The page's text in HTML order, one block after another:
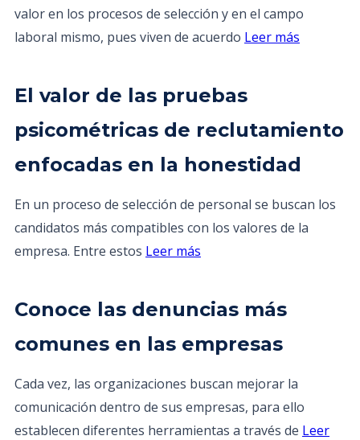
valor en los procesos de selección y en el campo
laboral mismo, pues viven de acuerdo Leer más
El valor de las pruebas
psicométricas de reclutamiento
enfocadas en la honestidad
En un proceso de selección de personal se buscan los
candidatos más compatibles con los valores de la
empresa. Entre estos Leer más
Conoce las denuncias más
comunes en las empresas
Cada vez, las organizaciones buscan mejorar la
comunicación dentro de sus empresas, para ello
establecen diferentes herramientas a través de Leer